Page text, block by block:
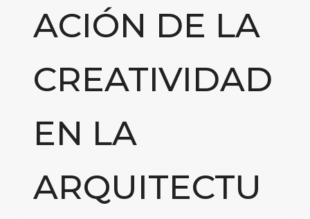
ACIÓN DE LA
CREATIVIDAD
EN LA
ARQUITECTU